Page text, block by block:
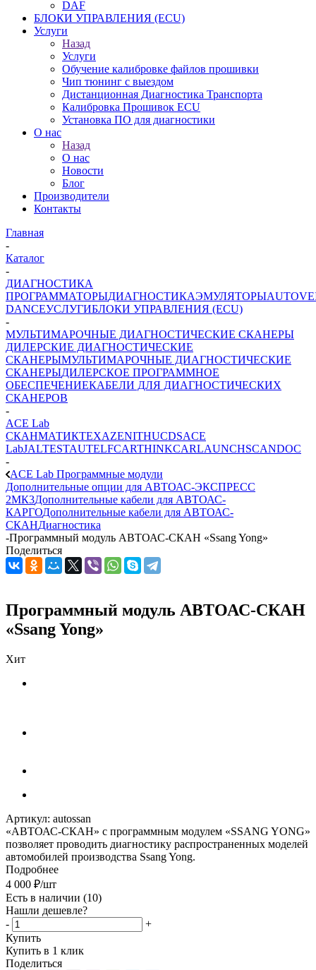
DAF
БЛОКИ УПРАВЛЕНИЯ (ECU)
Услуги
Назад
Услуги
Обучение калибровке файлов прошивки
Чип тюнинг с выездом
Дистанционная Диагностика Транспорта
Калибровка Прошивок ECU
Установка ПО для диагностики
О нас
Назад
О нас
Новости
Блог
Производители
Контакты
Главная
-
Каталог
-
ДИАГНОСТИКА
ПРОГРАММАТОРЫДИАГНОСТИКАЭМУЛЯТОРЫ
DANCEУСЛУГИБЛОКИ УПРАВЛЕНИЯ (ECU)
-
МУЛЬТИМАРОЧНЫЕ ДИАГНОСТИЧЕСКИЕ СКАНЕРЫ
ДИЛЕРСКИЕ ДИАГНОСТИЧЕСКИЕ
СКАНЕРЫМУЛЬТИМАРОЧНЫЕ ДИАГНОСТИЧЕСКИЕ
СКАНЕРЫДИЛЕРСКОЕ ПРОГРАММНОЕ
ОБЕСПЕЧЕНИЕКАБЕЛИ ДЛЯ ДИАГНОСТИЧЕСКИХ
СКАНЕРОВ
-
ACE Lab
СКАНМАТИКTEXAZENITHUCDSACE
LabJALTESTAUTELFCARTHINKCARLAUNCHSCANDOC
-
ACE Lab Программные модули
Дополнительные опции для АВТОАС-ЭКСПРЕСС
2МК3Дополнительные кабели для АВТОАС-
КАРГОДополнительные кабели для АВТОАС-
СКАНДиагностика
-Программный модуль АВТОАС-СКАН «Ssang Yong»
Поделиться
Программный модуль АВТОАС-СКАН
«Ssang Yong»
Хит
Артикул: autossan
«АВТОАС-СКАН» с программным модулем «SSANG YONG»
позволяет проводить диагностику распространенных моделей
автомобилей производства Ssang Yong.
Подробнее
4 000 ₽/шт
Есть в наличии (10)
Нашли дешевле?
-
+
Купить
Купить в 1 клик
Поделиться